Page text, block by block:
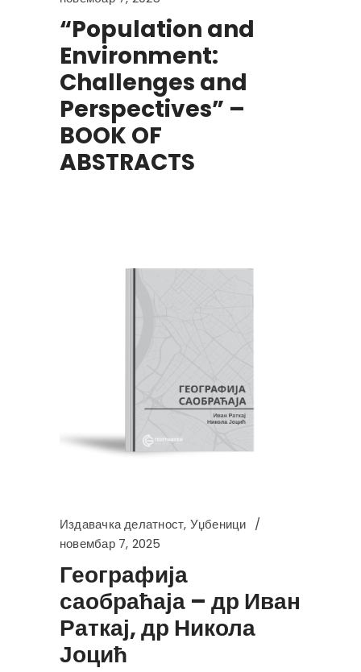
“Population and
Environment:
Challenges and
Perspectives” –
BOOK OF
ABSTRACTS
Издавачка делатност, Уџбеници
новембар 7, 2025
Географија
саобраћаја – др Иван
Раткај, др Никола
Јоцић